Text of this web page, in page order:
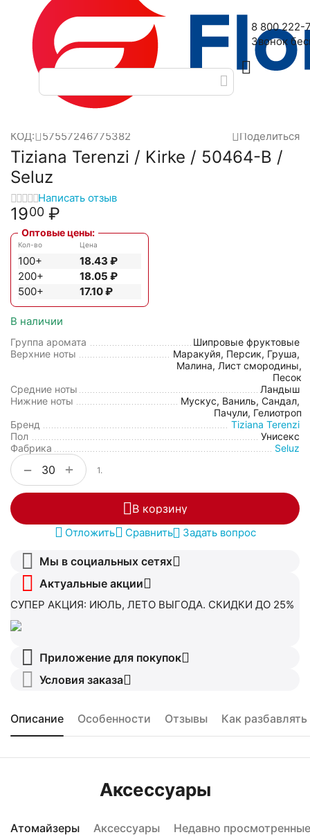
Наш адрес: 2-я Дубровская улица, 6
8 800 222-
Звонок
КОД: 57557246775382 Поделиться
Tiziana Terenzi / Kirke / 50464-B /
Seluz
Написать отзыв
1900 ₽
Оптовые цены:
Кол-во
100+
200+
500+
Цена
18.43 ₽
18.05 ₽
17.10₽
В наличии
Группа аромата
Шипровые фруктовые
Верхние ноты
Маракуйя, Персик, Груша,
Малина, Лист смородины,
Песок
Средние ноты
Ландыш
Нижние ноты
Мускус, Ваниль, Сандал,
Пачули, Гелиотроп
Бренд
Tiziana Terenzi
Пол
Унисекс
Фабрика
Seluz
+
− 1.
В корзину
Отложить Сравнить Задать вопрос
Мы в социальных сетях
Актуальные акции
СУПЕР АКЦИЯ: ИЮЛЬ, ЛЕТО ВЫГОДА. СКИДКИ ДО 25%
Приложение для покупок
Условия заказа
Описание Особенности Отзывы Как
Аксессуары
Атомайзеры Аксессуары Недавно просмотренные